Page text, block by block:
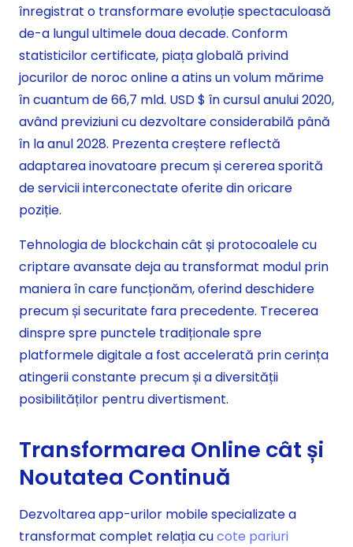
înregistrat o transformare evoluție spectaculoasă
de-a lungul ultimele doua decade. Conform
statisticilor certificate, piața globală privind
jocurilor de noroc online a atins un volum mărime
în cuantum de 66,7 mld. USD $ în cursul anului 2020,
având previziuni cu dezvoltare considerabilă până
în la anul 2028. Prezenta creștere reflectă
adaptarea inovatoare precum și cererea sporită
de servicii interconectate oferite din oricare
poziție.
Tehnologia de blockchain cât și protocoalele cu
criptare avansate deja au transformat modul prin
maniera în care funcționăm, oferind deschidere
precum și securitate fara precedente. Trecerea
dinspre spre punctele tradiționale spre
platformele digitale a fost accelerată prin cerința
atingerii constante precum și a diversității
posibilităților pentru divertisment.
Transformarea Online cât și
Noutatea Continuă
Dezvoltarea app-urilor mobile specializate a
transformat complet relația cucote pariuri